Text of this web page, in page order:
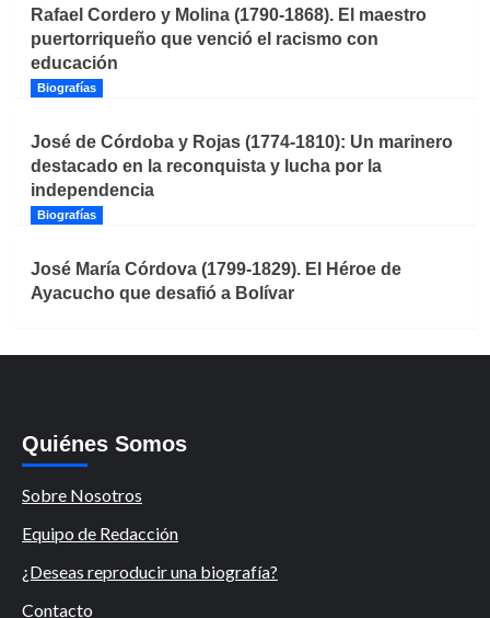
Rafael Cordero y Molina (1790-1868). El maestro
puertorriqueño que venció el racismo con
educación
Biografías
José de Córdoba y Rojas (1774-1810): Un marinero
destacado en la reconquista y lucha por la
independencia
Biografías
José María Córdova (1799-1829). El Héroe de
Ayacucho que desafió a Bolívar
Quiénes Somos
Sobre Nosotros
Equipo de Redacción
¿Deseas reproducir una biografía?
Contacto